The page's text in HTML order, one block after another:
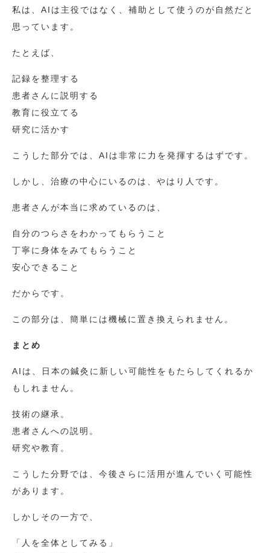
私は、AIは主役ではなく、補助として使うのが自然だと
思っています。
たとえば、
記録を整理する
患者さんに説明する
教育に役立てる
研究に活かす
こうした部分では、AIは非常に力を発揮するはずです。
しかし、治療の中心にいるのは、やはり人です。
患者さんが本当に求めているのは、
自分のつらさをわかってもらうこと
丁寧に身体をみてもらうこと
安心できること
だからです。
この部分は、簡単には機械に置き換えられません。
まとめ
AIは、日本の鍼灸に新しい可能性をもたらしてくれるか
もしれません。
技術の継承。
患者さんへの説明。
研究や教育。
こうした分野では、今後さらに活用が進んでいく可能性
があります。
しかしその一方で、
「人を全体としてみる」